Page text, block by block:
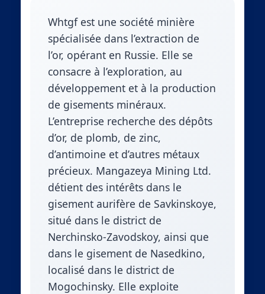
Whtgf est une société minière
spécialisée dans l’extraction de
l’or, opérant en Russie. Elle se
consacre à l’exploration, au
développement et à la production
de gisements minéraux.
L’entreprise recherche des dépôts
d’or, de plomb, de zinc,
d’antimoine et d’autres métaux
précieux. Mangazeya Mining Ltd.
détient des intérêts dans le
gisement aurifère de Savkinskoye,
situé dans le district de
Nerchinsko-Zavodskoy, ainsi que
dans le gisement de Nasedkino,
localisé dans le district de
Mogochinsky. Elle exploite